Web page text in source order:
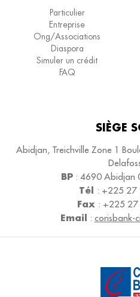
Particulier
Entreprise
Ong/Associations
Diaspora
Simuler un crédit
FAQ
SIÈGE
Abidjan, Treichville Zone 1
BP: 4690Abidjan
Tél : +225 27
Fax : +225
Email : corisbank-